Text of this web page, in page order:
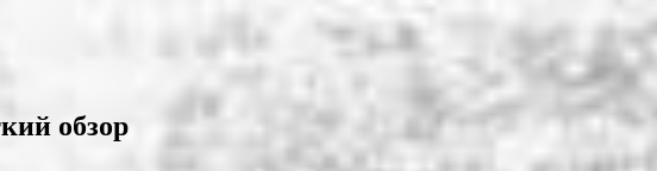
обзор